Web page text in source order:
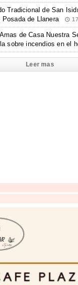
Tradicional de San
Posada de Llanera
de Casa Nuestra
sobre incendios en el
Leer mas